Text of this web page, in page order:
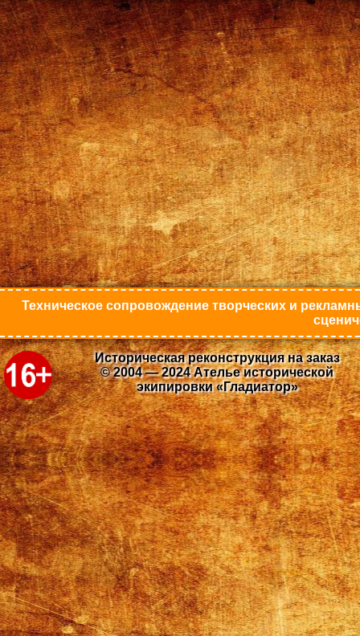
Техническое сопровождение творческих и
Историческая реконструкция на заказ
© 2004 — 2024 Ателье исторической
экипировки «Гладиатор»